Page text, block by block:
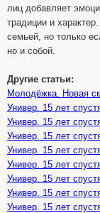
лиц добавляет
традиции и
семьей, но только
но и собой.
Другие статьи:
Молодёжка. Новая
Универ. 15 лет
Универ. 15 лет
Универ. 15 лет
Универ. 15 лет
Универ. 15 лет
Универ. 15 лет
Универ. 15 лет
Универ. 15 лет